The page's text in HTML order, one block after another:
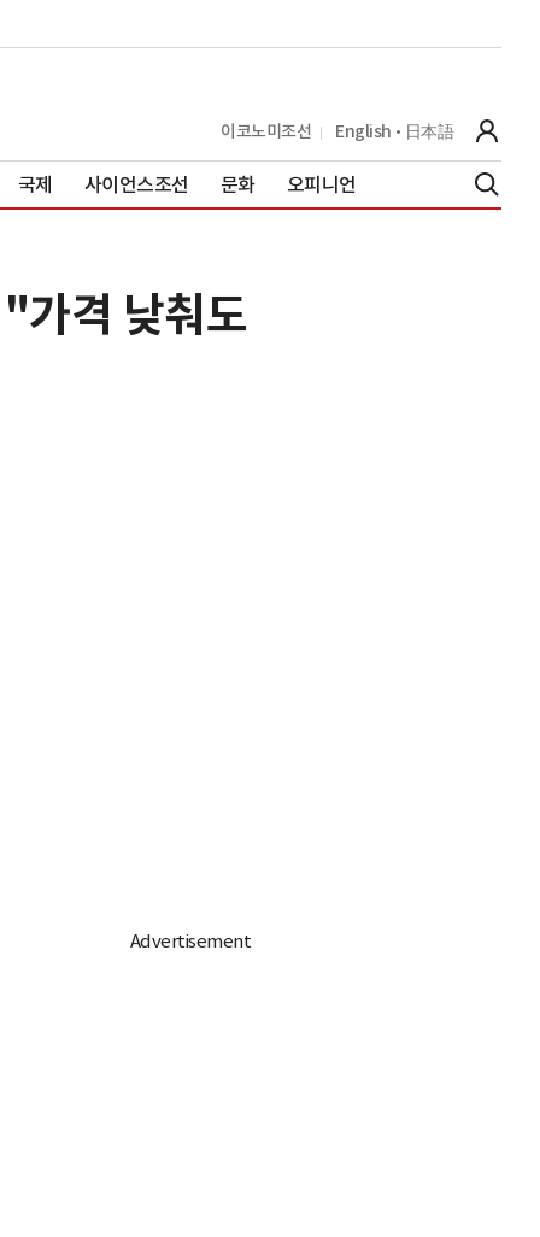
이코노미조선 English 日本語
국제 사이언스조선 문화 오피니언
가격 낮춰도